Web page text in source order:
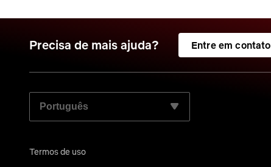
Precisa de mais ajuda? Entre em contato
SELECIONE SEU IDIOMA PREFERIDO:
Termos de uso